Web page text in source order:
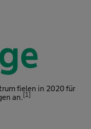
fielen in 2020 für
an.[1]